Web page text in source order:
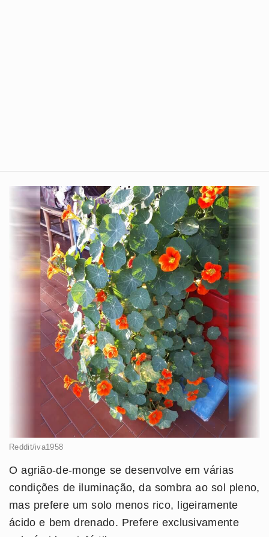
Reddit/iva1958
O agrião-de-monge se desenvolve em várias
condições de iluminação, da sombra ao sol pleno,
mas prefere um solo menos rico, ligeiramente
ácido e bem drenado. Prefere exclusivamente